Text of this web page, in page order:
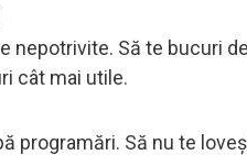
nepotrivite. Să te bucuri
cât mai utile.
programări. Să nu te